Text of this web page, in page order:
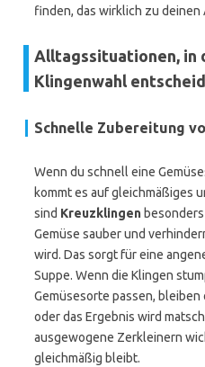
finden, das wirklich zu
Alltagssituationen, in
Klingenwahl
Schnelle Zubereitung
Wenn du schnell eine
kommt es auf gleichmäßiges
sind Kreuzklingen
Gemüse sauber und
wird. Das sorgt für eine
Suppe. Wenn die Klingen
Gemüsesorte passen,
oder das Ergebnis wird
ausgewogene Zerkleinern
gleichmäßig bleibt.